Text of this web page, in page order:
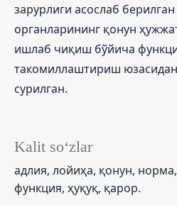
Kalit so‘zlar
адлия, лойиҳа, қонун, норма,
функция, ҳуқуқ, қарор.
зарурлиги асослаб
органларининг қонун
ишлаб чиқиш бўйича
такомиллаштириш
сурилган.